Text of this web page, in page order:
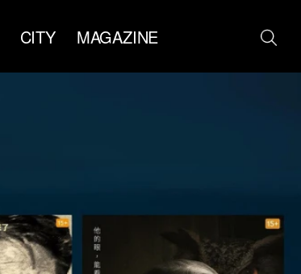
CITY MAGAZINE